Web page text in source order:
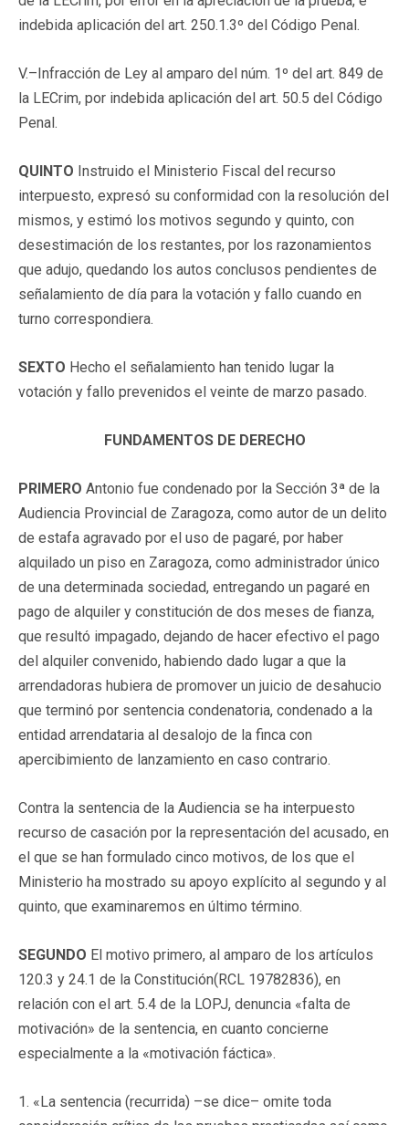
indebida aplicación del art. 250.1.3º del Código Penal.
V.–Infracción de Ley al amparo del núm. 1º del art. 849 de
la LECrim, por indebida aplicación del art. 50.5 del Código
Penal.
QUINTO Instruido el Ministerio Fiscal del recurso
interpuesto, expresó su conformidad con la resolución del
mismos, y estimó los motivos segundo y quinto, con
desestimación de los restantes, por los razonamientos
que adujo, quedando los autos conclusos pendientes de
señalamiento de día para la votación y fallo cuando en
turno correspondiera.
SEXTO Hecho el señalamiento han tenido lugar la
votación y fallo prevenidos el veinte de marzo pasado.
FUNDAMENTOS DE DERECHO
PRIMERO Antonio fue condenado por la Sección 3ª de la
Audiencia Provincial de Zaragoza, como autor de un delito
de estafa agravado por el uso de pagaré, por haber
alquilado un piso en Zaragoza, como administrador único
de una determinada sociedad, entregando un pagaré en
pago de alquiler y constitución de dos meses de fianza,
que resultó impagado, dejando de hacer efectivo el pago
del alquiler convenido, habiendo dado lugar a que la
arrendadoras hubiera de promover un juicio de desahucio
que terminó por sentencia condenatoria, condenado a la
entidad arrendataria al desalojo de la finca con
apercibimiento de lanzamiento en caso contrario.
Contra la sentencia de la Audiencia se ha interpuesto
recurso de casación por la representación del acusado, en
el que se han formulado cinco motivos, de los que el
Ministerio ha mostrado su apoyo explícito al segundo y al
quinto, que examinaremos en último término.
SEGUNDO El motivo primero, al amparo de los artículos
120.3 y 24.1 de la Constitución(RCL 19782836), en
relación con el art. 5.4 de la LOPJ, denuncia «falta de
motivación» de la sentencia, en cuanto concierne
especialmente a la «motivación fáctica».
1. «La sentencia (recurrida) –se dice– omite toda